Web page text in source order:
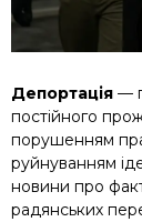
Депортація —
постійного
порушенням
руйнуванням
новини про
радянських